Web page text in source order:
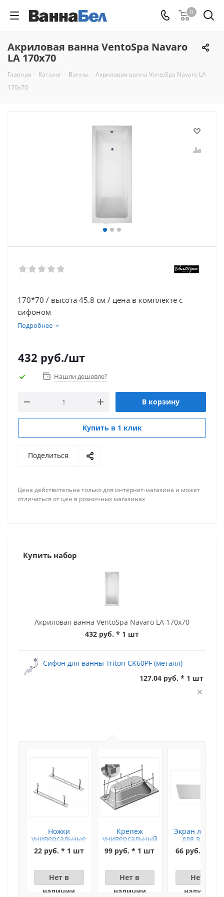
0
Акриловая ванна VentoSpa Navaro
LA 170x70
Главная - Каталог - Ванны - Акриловая ванна VentoSpa Navaro LA
170x70
170*70 / высота 45.8 см / цена в комплекте с
сифоном
Подробнее
432 руб./шт
Нашли дешевле?
В корзину
Купить в 1 клик
Поделиться
Цена действительна только для интернет-магазина и может
отличаться от цен в розничных магазинах
Купить набор
Акриловая ванна VentoSpa Navaro LA 170x70
432 руб. * 1 шт
Сифон для ванны Triton CK60PF (металл)
127.04 руб. * 1 шт
Ножки
универсальные
L550 для ванны
"Novaro"
22 руб. * 1 шт
Нет в
наличии
Крепеж
универсальный
для рамы ванн
"Novaro" AQUA
99 руб. * 1 шт
Нет в
наличии
Экран
для ванны
"Novaro" 170
66 руб. * 1
Нет в
наличии